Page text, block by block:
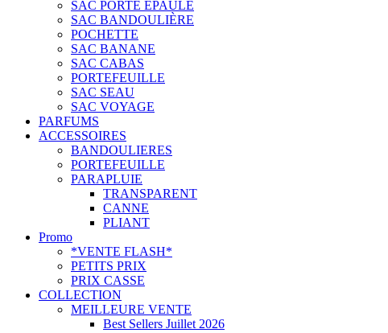
SAC PORTÉ ÉPAULE
SAC BANDOULIÈRE
POCHETTE
SAC BANANE
SAC CABAS
PORTEFEUILLE
SAC SEAU
SAC VOYAGE
PARFUMS
ACCESSOIRES
BANDOULIERES
PORTEFEUILLE
PARAPLUIE
TRANSPARENT
CANNE
PLIANT
Promo
*VENTE FLASH*
PETITS PRIX
PRIX CASSE
COLLECTION
MEILLEURE VENTE
Best Sellers Juillet 2026